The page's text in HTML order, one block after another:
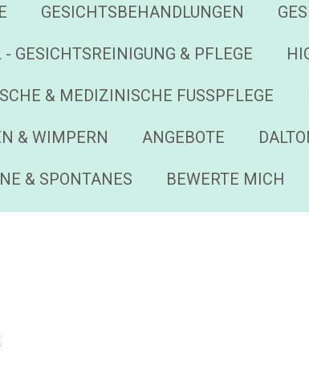
GESICHTSBEHANDLUNGEN
GESICHTSREINIGUNG & PFLEGE
& MEDIZINISCHE FUSSPFLEGE
& WIMPERN ANGEBOTE
& SPONTANES BEWERTE MICH